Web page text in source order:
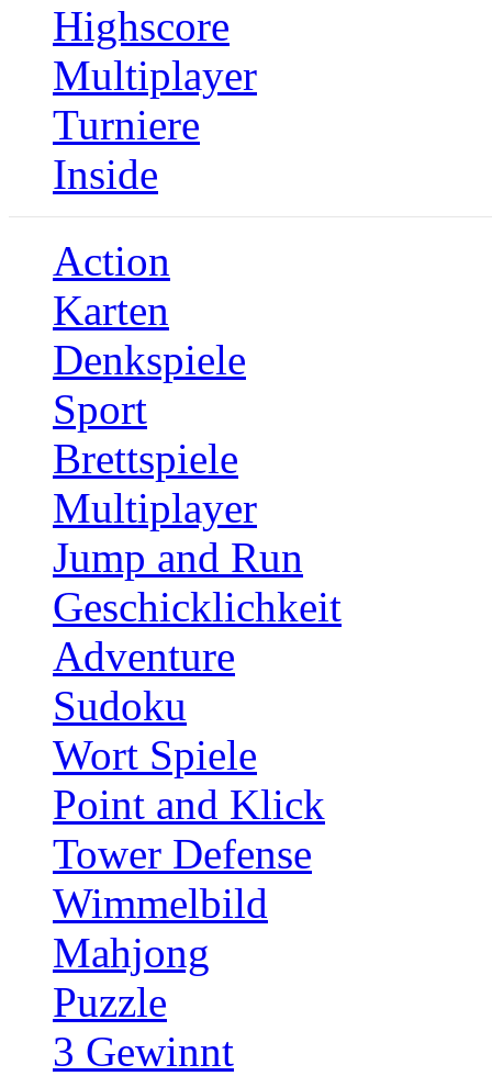
Highscore
Multiplayer
Turniere
Inside
Action
Karten
Denkspiele
Sport
Brettspiele
Multiplayer
Jump and Run
Geschicklichkeit
Adventure
Sudoku
Wort Spiele
Point and Klick
Tower Defense
Wimmelbild
Mahjong
Puzzle
3 Gewinnt